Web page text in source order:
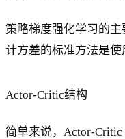
策略梯度强化学习的
计方差的标准方法是使
Actor-Critic结构
简单来说，Actor-Critic